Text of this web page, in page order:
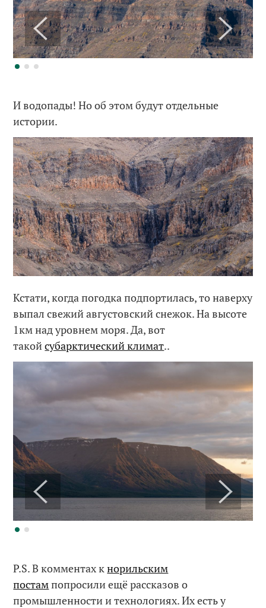
И водопады! Но об этом будут отдельные
истории.
Кстати, когда погодка подпортилась, то наверху
выпал свежий августовский снежок. На высоте
1км над уровнем моря. Да, вот
такойсубарктический климат..
P.S. В комментах кнорильским
постампопросили ещё рассказов о
промышленности и технологиях. Их есть у